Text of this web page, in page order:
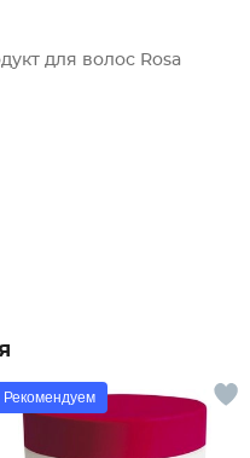
для волос Rosa
Рекомендуем